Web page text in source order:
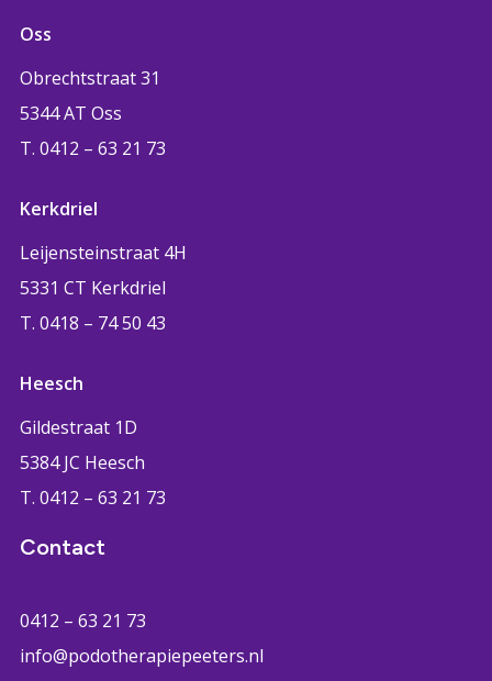
Oss
Obrechtstraat 31
5344 AT Oss
T. 0412 – 63 21 73
Kerkdriel
Leijensteinstraat 4H
5331 CT Kerkdriel
T. 0418 – 74 50 43
Heesch
Gildestraat 1D
5384 JC Heesch
T. 0412 – 63 21 73
Contact
0412 – 63 21 73
info@podotherapiepeeters.nl